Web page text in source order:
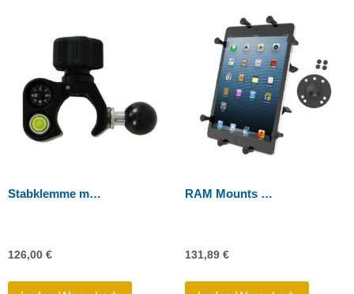
Stabklemme mit B-Kugel inkl. Kompass und Libelle
126,00 €
RAM Mounts X-Grip Halteschale für Tablets (10″) – B-Kugel
131,89 €